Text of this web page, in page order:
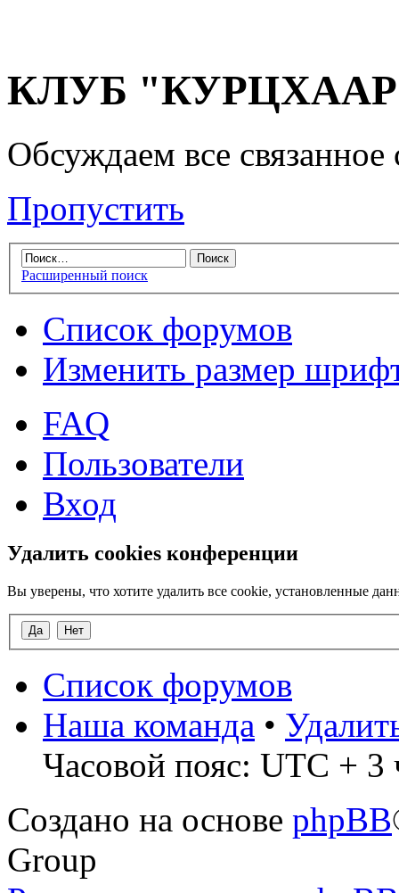
КЛУБ "КУРЦХААР"
Обсуждаем все
Пропустить
Расширенный поиск
Список форумов
Изменить размер
FAQ
Пользователи
Вход
Удалить cookies конференции
Вы уверены, что хотите удалить все cookie, установленные
Список форумов
Наша команда •
Часовой пояс: UTC + 3
Создано на основе phpBB
Group